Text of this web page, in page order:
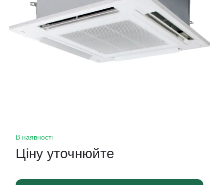
В наявності
Ціну уточнюйте